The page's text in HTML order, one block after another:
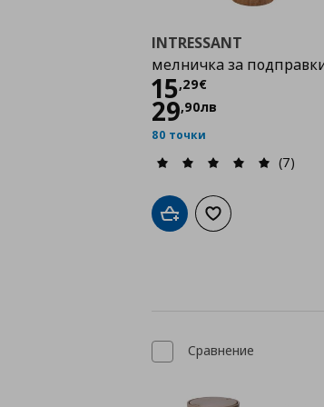
INTRESSANT
мелничка за
15,29€
Цена
29,90лв
80 точки
(7)
Добави в кошницата
Добави към
Сравнение